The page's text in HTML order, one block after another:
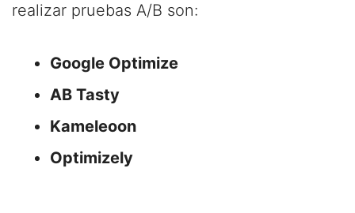
realizar pruebas A/B son:
Google Optimize
AB Tasty
Kameleoon
Optimizely